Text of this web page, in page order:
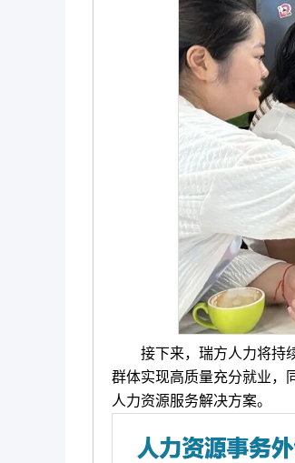
接下来，瑞方人力将持续
群体实现高质量充分就业，
人力资源服务解决方案。